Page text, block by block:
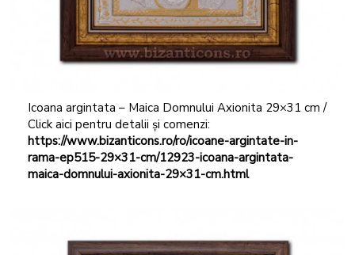
Icoana argintata – Maica Domnului Axionita 29×31 cm /
Click aici pentru detalii și comenzi:
https://www.bizanticons.ro/ro/icoane-argintate-in-
rama-ep515-29×31-cm/12923-icoana-argintata-
maica-domnului-axionita-29×31-cm.html